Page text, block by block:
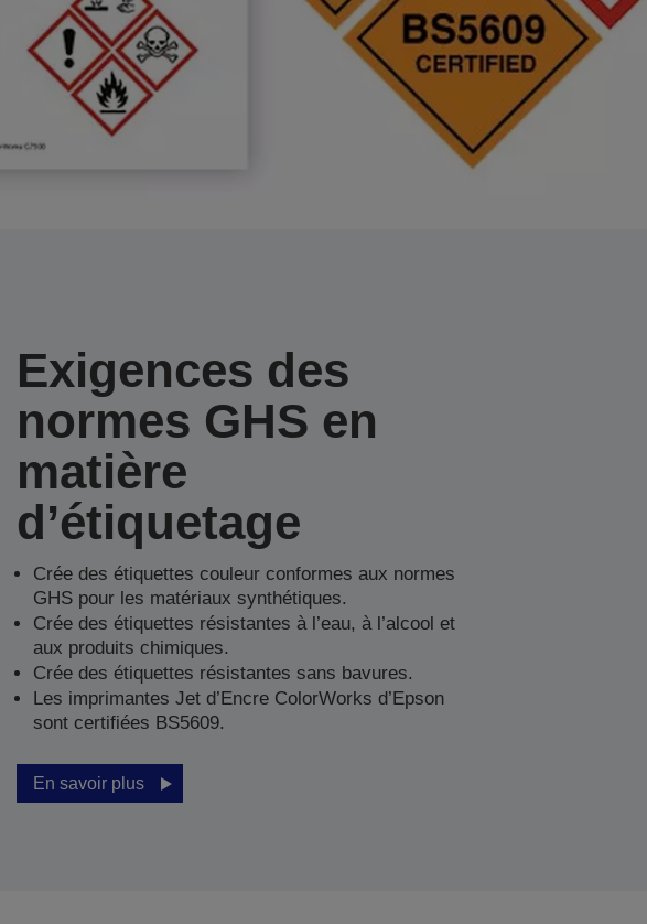
Exigences des
normes GHS en
matière
d’étiquetage
Crée des étiquettes couleur conformes aux normes
GHS pour les matériaux synthétiques.
Crée des étiquettes résistantes à l’eau, à l’alcool et
aux produits chimiques.
Crée des étiquettes résistantes sans bavures.
Les imprimantes Jet d’Encre ColorWorks d’Epson
sont certifiées BS5609.
En savoir plus